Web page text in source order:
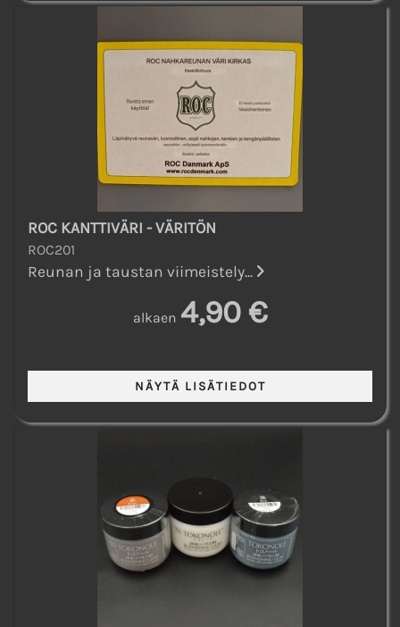
ROC KANTTIVÄRI - VÄRITÖN
ROC201
Reunan ja taustan viimeistely...
alkaen 4,90 €